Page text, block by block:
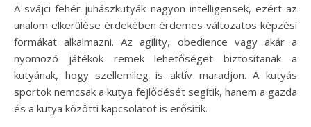
A svájci fehér juhászkutyák nagyon intelligensek, ezért az
unalom elkerülése érdekében érdemes változatos képzési
formákat alkalmazni. Az agility, obedience vagy akár a
nyomozó játékok remek lehetőséget biztosítanak a
kutyának, hogy szellemileg is aktív maradjon. A kutyás
sportok nemcsak a kutya fejlődését segítik, hanem a gazda
és a kutya közötti kapcsolatot is erősítik.